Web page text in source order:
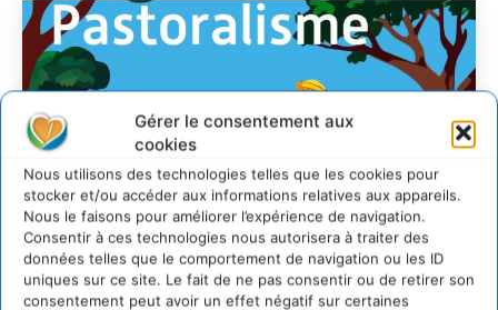
Gérer le consentement aux
cookies
Nous utilisons des technologies telles que les cookies pour
stocker et/ou accéder aux informations relatives aux appareils.
Nous le faisons pour améliorer l’expérience de navigation.
Consentir à ces technologies nous autorisera à traiter des
données telles que le comportement de navigation ou les ID
uniques sur ce site. Le fait de ne pas consentir ou de retirer son
consentement peut avoir un effet négatif sur certaines